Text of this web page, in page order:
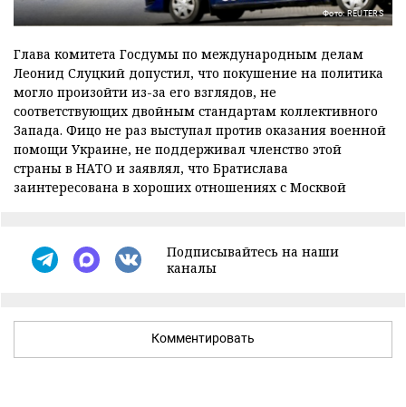
Фото: REUTERS
Глава комитета Госдумы по международным делам
Леонид Слуцкий допустил, что покушение на политика
могло произойти из-за его взглядов, не
соответствующих двойным стандартам коллективного
Запада. Фицо не раз выступал против оказания военной
помощи Украине, не поддерживал членство этой
страны в НАТО и заявлял, что Братислава
заинтересована в хороших отношениях с Москвой
Подписывайтесь на наши
каналы
Комментировать